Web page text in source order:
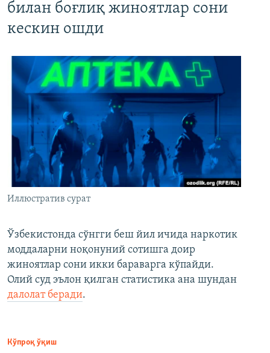
билан боғлиқ жиноятлар сони
кескин ошди
Иллюстратив сурат
Ўзбекистонда сўнгги беш йил ичида наркотик
моддаларни ноқонуний сотишга доир
жиноятлар сони икки бараварга кўпайди.
Олий суд эълон қилган статистика ана шундан
далолат беради.
Кўпроқ ўқиш